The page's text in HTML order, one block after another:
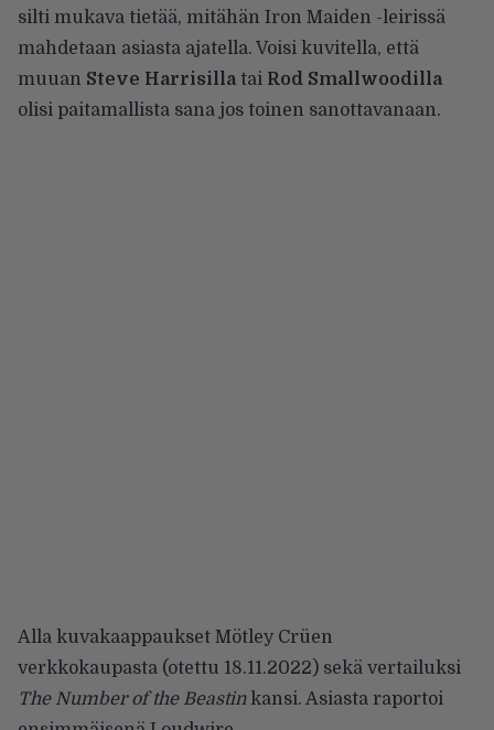
silti mukava tietää, mitähän Iron Maiden -leirissä
mahdetaan asiasta ajatella. Voisi kuvitella, että
muuan Steve Harrisillatai Rod Smallwoodilla
olisi paitamallista sana jos toinen sanottavanaan.
Alla kuvakaappaukset Mötley Crüen
verkkokaupasta (otettu 18.11.2022) sekä vertailuksi
The Number of the Beastinkansi. Asiasta raportoi